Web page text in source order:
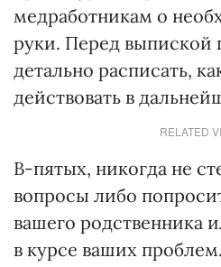
медработникам о
руки. Перед выпиской
детально расписать,
действовать в
RELATED
В-пятых, никогда не
вопросы либо
вашего родственника
в курсе ваших проблем.